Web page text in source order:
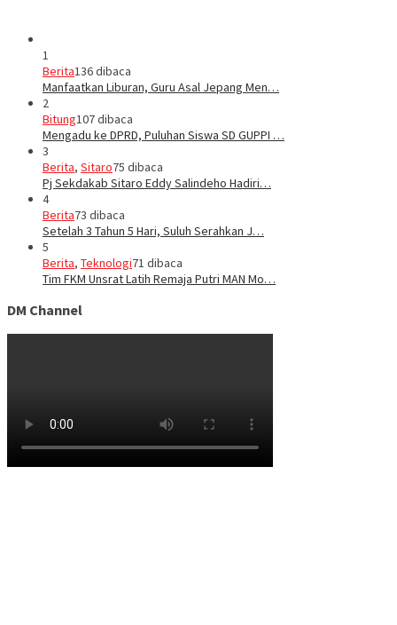
1
Berita136 dibaca
Manfaatkan Liburan, Guru Asal Jepang Men…
2
Bitung107 dibaca
Mengadu ke DPRD, Puluhan Siswa SD GUPPI …
3
Berita, Sitaro75 dibaca
Pj Sekdakab Sitaro Eddy Salindeho Hadiri…
4
Berita73 dibaca
Setelah 3 Tahun 5 Hari, Suluh Serahkan J…
5
Berita, Teknologi71 dibaca
Tim FKM Unsrat Latih Remaja Putri MAN Mo…
DM Channel